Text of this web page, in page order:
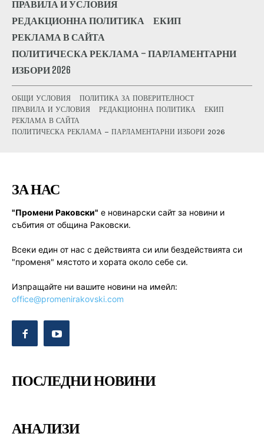
ПРАВИЛА И УСЛОВИЯ
РЕДАКЦИОННА ПОЛИТИКА
ЕКИП
РЕКЛАМА В САЙТА
ПОЛИТИЧЕСКА РЕКЛАМА – ПАРЛАМЕНТАРНИ
ИЗБОРИ 2026
ОБЩИ УСЛОВИЯ
ПОЛИТИКА ЗА ПОВЕРИТЕЛНОСТ
ПРАВИЛА И УСЛОВИЯ
РЕДАКЦИОННА ПОЛИТИКА
ЕКИП
РЕКЛАМА В САЙТА
ПОЛИТИЧЕСКА РЕКЛАМА – ПАРЛАМЕНТАРНИ ИЗБОРИ 2026
ЗА НАС
"Промени Раковски" е новинарски сайт за новини и
събития от община Раковски.
Всеки един от нас с действията си или бездействията си
"променя" мястото и хората около себе си.
Изпращайте ни вашите новини на имейл:
office@promenirakovski.com
ПОСЛЕДНИ НОВИНИ
АНАЛИЗИ